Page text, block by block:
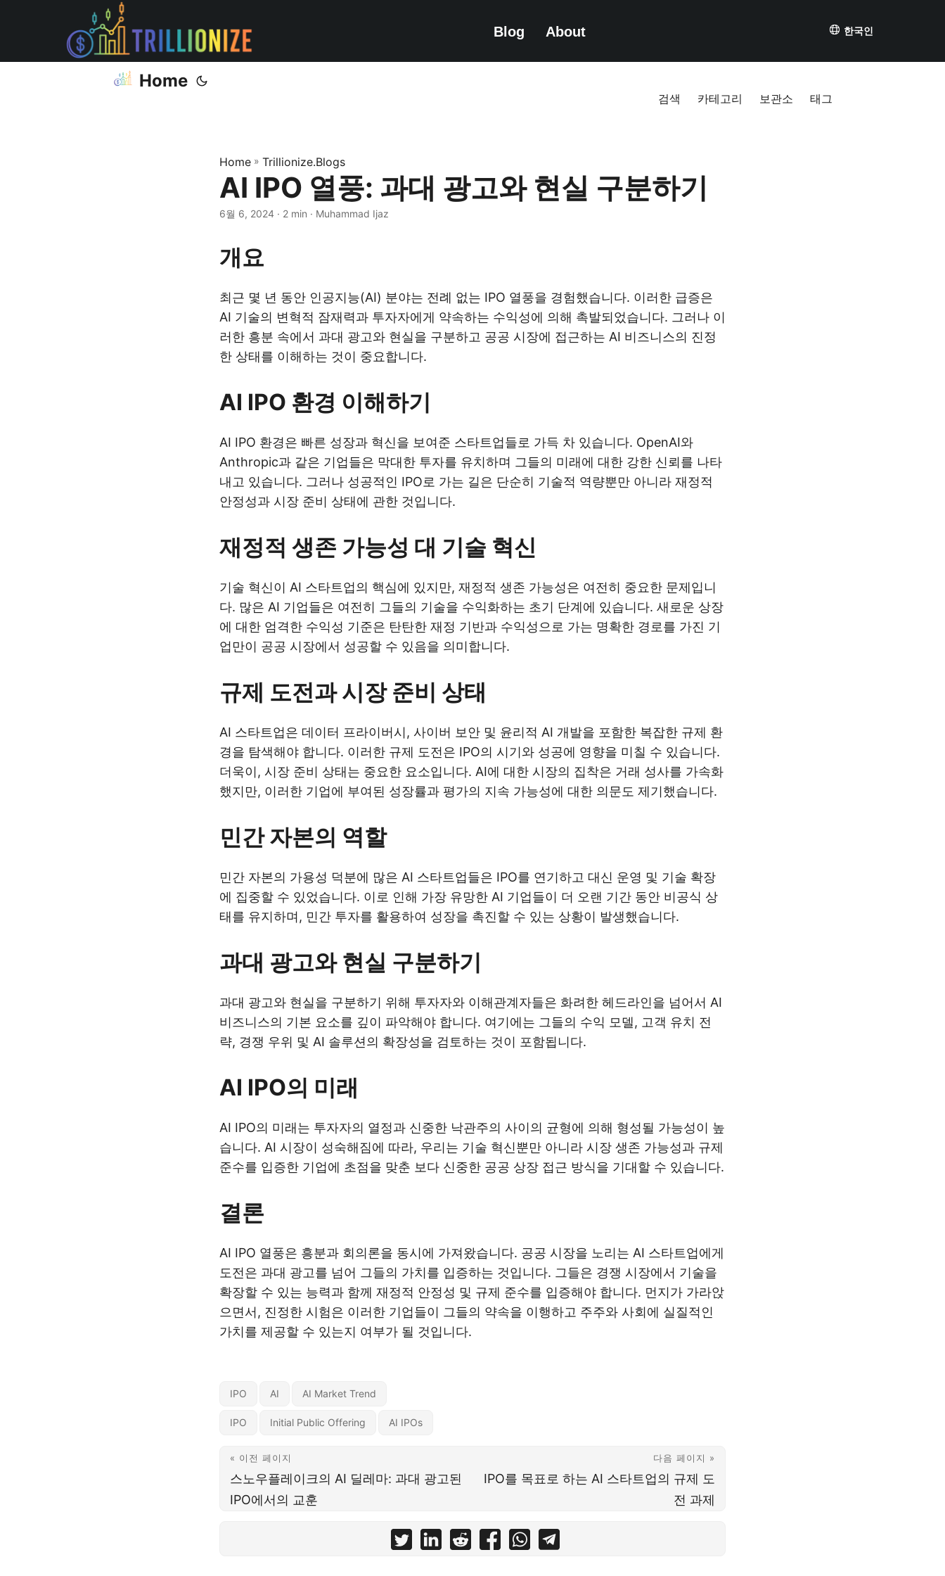
Blog About 한국인
Home
검색 카테고리 보관소 태그
Home » Trillionize.Blogs
AI IPO 열풍: 과대 광고와 현실 구분하기
6월 6, 2024 · 2 min · Muhammad Ijaz
개요
최근 몇 년 동안 인공지능(AI) 분야는 전례 없는 IPO 열풍을 경험했습니다. 이러한 급증은
AI 기술의 변혁적 잠재력과 투자자에게 약속하는 수익성에 의해 촉발되었습니다. 그러나 이
러한 흥분 속에서 과대 광고와 현실을 구분하고 공공 시장에 접근하는 AI 비즈니스의 진정
한 상태를 이해하는 것이 중요합니다.
AI IPO 환경 이해하기
AI IPO 환경은 빠른 성장과 혁신을 보여준 스타트업들로 가득 차 있습니다. OpenAI와
Anthropic과 같은 기업들은 막대한 투자를 유치하며 그들의 미래에 대한 강한 신뢰를 나타
내고 있습니다. 그러나 성공적인 IPO로 가는 길은 단순히 기술적 역량뿐만 아니라 재정적
안정성과 시장 준비 상태에 관한 것입니다.
재정적 생존 가능성 대 기술 혁신
기술 혁신이 AI 스타트업의 핵심에 있지만, 재정적 생존 가능성은 여전히 중요한 문제입니
다. 많은 AI 기업들은 여전히 그들의 기술을 수익화하는 초기 단계에 있습니다. 새로운 상장
에 대한 엄격한 수익성 기준은 탄탄한 재정 기반과 수익성으로 가는 명확한 경로를 가진 기
업만이 공공 시장에서 성공할 수 있음을 의미합니다.
규제 도전과 시장 준비 상태
AI 스타트업은 데이터 프라이버시, 사이버 보안 및 윤리적 AI 개발을 포함한 복잡한 규제 환
경을 탐색해야 합니다. 이러한 규제 도전은 IPO의 시기와 성공에 영향을 미칠 수 있습니다.
더욱이, 시장 준비 상태는 중요한 요소입니다. AI에 대한 시장의 집착은 거래 성사를 가속화
했지만, 이러한 기업에 부여된 성장률과 평가의 지속 가능성에 대한 의문도 제기했습니다.
민간 자본의 역할
민간 자본의 가용성 덕분에 많은 AI 스타트업들은 IPO를 연기하고 대신 운영 및 기술 확장
에 집중할 수 있었습니다. 이로 인해 가장 유망한 AI 기업들이 더 오랜 기간 동안 비공식 상
태를 유지하며, 민간 투자를 활용하여 성장을 촉진할 수 있는 상황이 발생했습니다.
과대 광고와 현실 구분하기
과대 광고와 현실을 구분하기 위해 투자자와 이해관계자들은 화려한 헤드라인을 넘어서 AI
비즈니스의 기본 요소를 깊이 파악해야 합니다. 여기에는 그들의 수익 모델, 고객 유치 전
략, 경쟁 우위 및 AI 솔루션의 확장성을 검토하는 것이 포함됩니다.
AI IPO의 미래
AI IPO의 미래는 투자자의 열정과 신중한 낙관주의 사이의 균형에 의해 형성될 가능성이 높
습니다. AI 시장이 성숙해짐에 따라, 우리는 기술 혁신뿐만 아니라 시장 생존 가능성과 규제
준수를 입증한 기업에 초점을 맞춘 보다 신중한 공공 상장 접근 방식을 기대할 수 있습니다.
결론
AI IPO 열풍은 흥분과 회의론을 동시에 가져왔습니다. 공공 시장을 노리는 AI 스타트업에게
도전은 과대 광고를 넘어 그들의 가치를 입증하는 것입니다. 그들은 경쟁 시장에서 기술을
확장할 수 있는 능력과 함께 재정적 안정성 및 규제 준수를 입증해야 합니다. 먼지가 가라앉
으면서, 진정한 시험은 이러한 기업들이 그들의 약속을 이행하고 주주와 사회에 실질적인
가치를 제공할 수 있는지 여부가 될 것입니다.
IPO AI AI Market Trend
IPO Initial Public Offering AI IPOs
« 이전 페이지
스노우플레이크의 AI 딜레마: 과대 광고된
IPO에서의 교훈
다음 페이지 »
IPO를 목표로 하는 AI 스타트업의 규제 도
전 과제